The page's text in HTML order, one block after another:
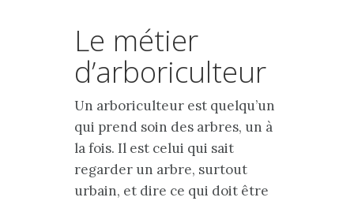
Le métier
d’arboriculteur
Un arboriculteur est quelqu’un
qui prend soin des arbres, un à
la fois. Il est celui qui sait
regarder un arbre, surtout
urbain, et dire ce qui doit être